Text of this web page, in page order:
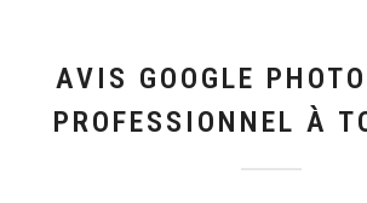
AVIS GOOGLE
PROFESSIONNEL À